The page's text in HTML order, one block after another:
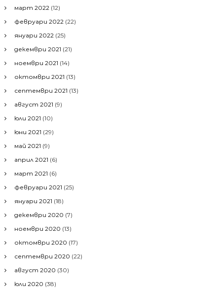
март 2022 (12)
февруари 2022 (22)
януари 2022 (25)
декември 2021 (21)
ноември 2021 (14)
октомври 2021 (13)
септември 2021 (13)
август 2021 (9)
юли 2021 (10)
юни 2021 (29)
май 2021 (9)
април 2021 (6)
март 2021 (6)
февруари 2021 (25)
януари 2021 (18)
декември 2020 (7)
ноември 2020 (13)
октомври 2020 (17)
септември 2020 (22)
август 2020 (30)
юли 2020 (38)